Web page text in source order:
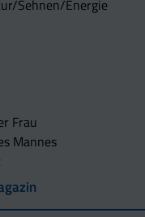
Sehnen/Energie
Frau
Mannes